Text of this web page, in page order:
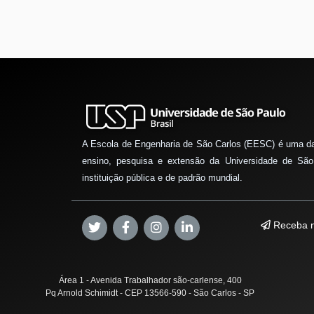
A Escola de Engenharia de São Carlos (EESC) é uma
ensino, pesquisa e extensão da Universidade de
instituição pública e de padrão mundial.
Receba
Área 1 - Avenida Trabalhador são-carlense, 400
Pq Arnold Schimidt - CEP 13566-590 - São Carlos - SP